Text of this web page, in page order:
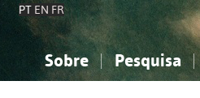
PT EN FR
Sobre Pesquisa